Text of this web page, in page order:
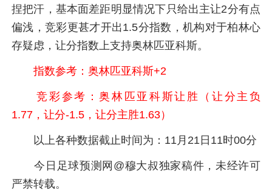
捏把汗，基本面差距明显情况下只给出主让2分有点
偏浅，竞彩更甚才开出1.5分指数，机构对于柏林心
存疑虑，让分指数上支持奥林匹亚科斯。
指数参考：奥林匹亚科斯+2
竞彩参考：奥林匹亚科斯让胜（让分主负
1.77，让分-1.5，让分主胜1.63）
以上各种数据截止时间为：11月21日11时00分
今日足球预测网@穆大叔独家稿件，未经许可
严禁转载。